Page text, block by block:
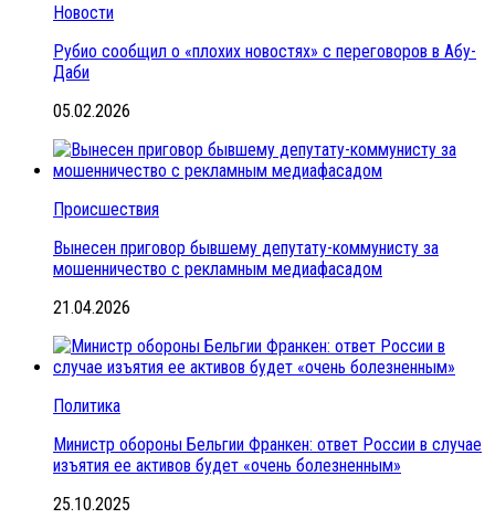
Новости
Рубио сообщил о «плохих новостях» с переговоров в Абу-
Даби
05.02.2026
Происшествия
Вынесен приговор бывшему депутату-коммунисту за
мошенничество с рекламным медиафасадом
21.04.2026
Политика
Министр обороны Бельгии Франкен: ответ России в случае
изъятия ее активов будет «очень болезненным»
25.10.2025